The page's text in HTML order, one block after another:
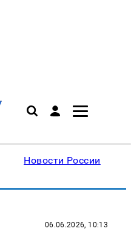
Новости России
06.06.2026, 10:13